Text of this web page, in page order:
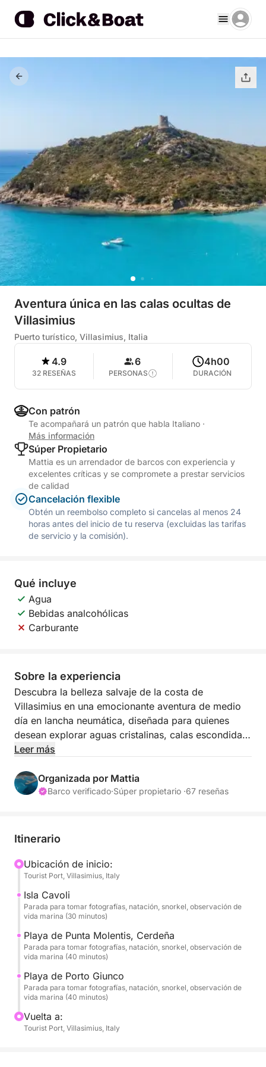
Aventura única en las calas ocultas de
Villasimius
Puerto turístico, Villasimius, Italia
4.9
32 RESEÑAS
6
PERSONAS
4h00
DURACIÓN
Con patrón
Te acompañará un patrón que habla Italiano ·
Más información
Súper Propietario
Mattia es un arrendador de barcos con experiencia y
excelentes críticas y se compromete a prestar servicios
de calidad
Cancelación flexible
Obtén un reembolso completo si cancelas al menos 24
horas antes del inicio de tu reserva (excluidas las tarifas
de servicio y la comisión).
Qué incluye
Agua
Bebidas analcohólicas
Carburante
Sobre la experiencia
Descubra la belleza salvaje de la costa de
Villasimius en una emocionante aventura de medio
día en lancha neumática, diseñada para quienes
desean explorar aguas cristalinas, calas escondidas
y espectaculares paisajes mediterráneos en tan solo
Villasimius, esta experiencia de 4 horas ofrece el
equilibrio perfecto entre exploración, natación y
isla Serpentara, una zona marina protegida
accesible solo por mar. Durante la circunnavegación
de la isla, admirará espectaculares acantilados,
cuevas ocultas y profundas aguas color esmeralda
que hacen de este lugar uno de los entornos
naturales más vírgenes de la región.
La aventura continúa hacia la hermosa Cala Pira, una
pintoresca bahía dominada por una histórica torre
de vigilancia española. Con su arena clara y aguas
para un baño relajante y disfrutar de la tranquilidad
de la costa.
Leer más
Organizada por Mattia
Barco verificado·Súper propietario ·67 reseñas
Itinerario
Ubicación de inicio:
Tourist Port, Villasimius, Italy
Isla Cavoli
Parada para tomar fotografías, natación, snorkel, observación de
vida marina (30 minutos)
Playa de Punta Molentis, Cerdeña
Parada para tomar fotografías, natación, snorkel, observación de
vida marina (40 minutos)
Playa de Porto Giunco
Parada para tomar fotografías, natación, snorkel, observación de
vida marina (40 minutos)
Vuelta a:
Tourist Port, Villasimius, Italy